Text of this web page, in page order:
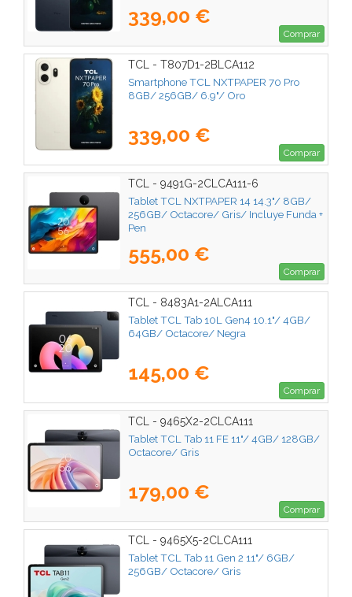
339,00 €
Comprar
TCL - T807D1-2BLCA112
Smartphone TCL NXTPAPER 70 Pro
8GB/ 256GB/ 6.9"/ Oro
339,00 €
Comprar
TCL - 9491G-2CLCA111-6
Tablet TCL NXTPAPER 14 14.3"/ 8GB/
256GB/ Octacore/ Gris/ Incluye Funda +
Pen
555,00 €
Comprar
TCL - 8483A1-2ALCA111
Tablet TCL Tab 10L Gen4 10.1"/ 4GB/
64GB/ Octacore/ Negra
145,00 €
Comprar
TCL - 9465X2-2CLCA111
Tablet TCL Tab 11 FE 11"/ 4GB/ 128GB/
Octacore/ Gris
179,00 €
Comprar
TCL - 9465X5-2CLCA111
Tablet TCL Tab 11 Gen 2 11"/ 6GB/
256GB/ Octacore/ Gris